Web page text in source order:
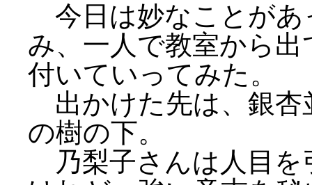
今日は妙なことがあ
み、一人で教室から
付いていってみた。
出かけた先は、銀杏
の樹の下。
乃梨子さんは人目を